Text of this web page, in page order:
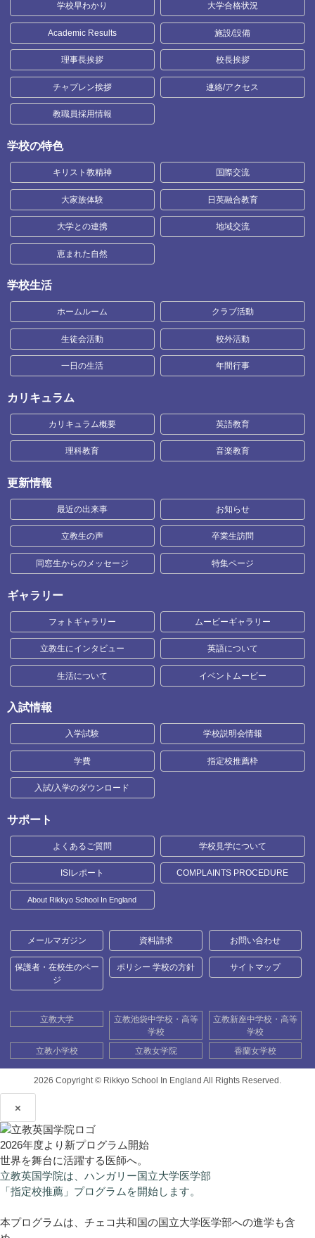
学校早わかり 大学合格状況
Academic Results 施設/設備
理事長挨拶 校長挨拶
チャプレン挨拶 連絡/アクセス
教職員採用情報
学校の特色
キリスト教精神 国際交流
大家族体験 日英融合教育
大学との連携 地域交流
恵まれた自然
学校生活
ホームルーム クラブ活動
生徒会活動 校外活動
一日の生活 年間行事
カリキュラム
カリキュラム概要 英語教育
理科教育 音楽教育
更新情報
最近の出来事 お知らせ
立教生の声 卒業生訪問
同窓生からのメッセージ 特集ページ
ギャラリー
フォトギャラリー ムービーギャラリー
立教生にインタビュー 英語について
生活について イベントムービー
入試情報
入学試験 学校説明会情報
学費 指定校推薦枠
入試/入学のダウンロード
サポート
よくあるご質問 学校見学について
ISIレポート COMPLAINTS PROCEDURE
About Rikkyo School In England
メールマガジン 資料請求 お問い合わせ
保護者・在校生のペー
ジ
ポリシー 学校の方針 サイトマップ
立教大学
立教池袋中学校・高等
学校
立教新座中学校・高等
学校
立教小学校
立教女学院 香蘭女学校
2026 Copyright © Rikkyo School In England All Rights Reserved.
×
2026年度より新プログラム開始
世界を舞台に活躍する医師へ。
立教英国学院は、ハンガリー国立大学医学部
「指定校推薦」プログラムを開始します。
本プログラムは、チェコ共和国の国立大学医学部への進学も含